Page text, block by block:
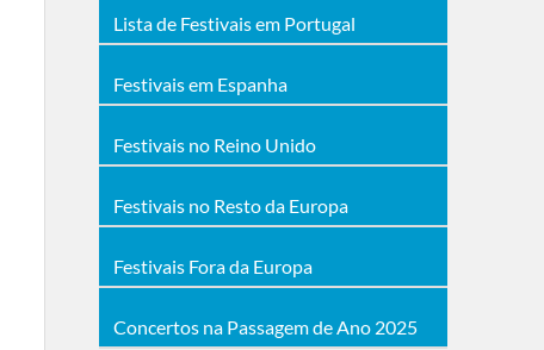
Lista de Festivais em Portugal
Festivais em Espanha
Festivais no Reino Unido
Festivais no Resto da Europa
Festivais Fora da Europa
Concertos na Passagem de Ano 2025